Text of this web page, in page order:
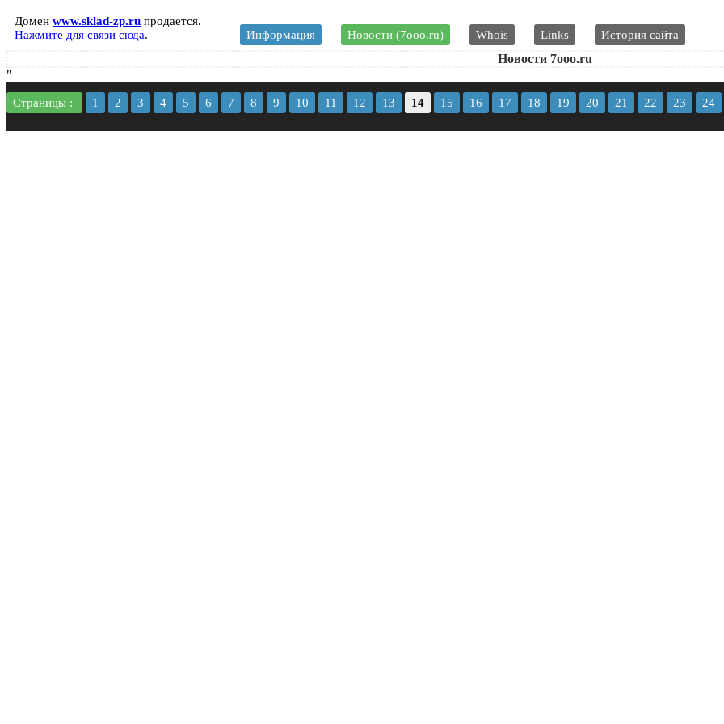
Домен www.sklad-zp.ru продается.
Нажмите для связи сюда. Информация Новости (7ooo.ru) Whois Links История сайта
Новости 7ooo.ru
"
Страницы : 1 2 3 4 5 6 7 8 9 10 11 12 13 14 15 16 17 18 19 20 21 22 23 24